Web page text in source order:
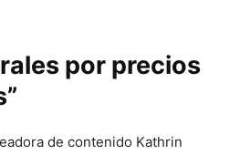
por precios
de contenido Kathrin